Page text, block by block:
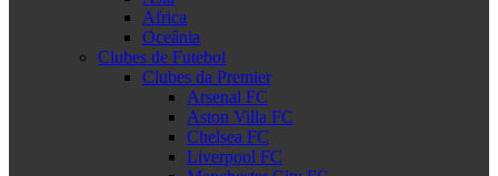
Africa
Oceânia
Clubes de Futebol
Clubes da Premier
Arsenal FC
Aston Villa FC
Chelsea FC
Liverpool FC